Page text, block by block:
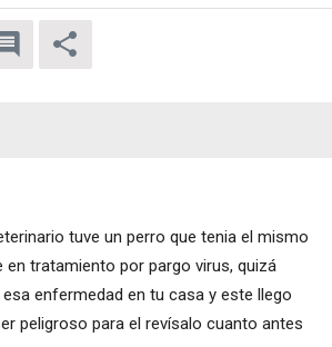
tuve un perro que tenia el mismo
tratamiento por pargo virus, quizá
enfermedad en tu casa y este llego
peligroso para el revísalo cuanto antes